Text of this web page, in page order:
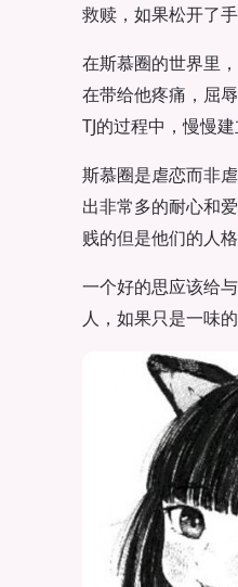
救赎，如果松开了
在斯慕圈的世界里
在带给他疼痛，屈
TJ的过程中，慢慢建
斯慕圈是虐恋而非
出非常多的耐心和
贱的但是他们的人
一个好的思应该给
人，如果只是一味